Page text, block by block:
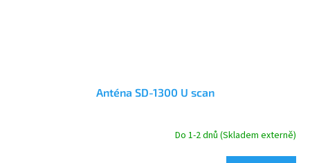
Anténa SD-1300 U scan
Do 1-2 dnů (Skladem externě)